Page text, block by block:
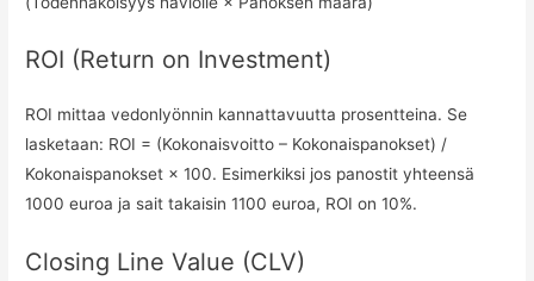
ROI (Return on Investment)
ROI mittaa vedonlyönnin kannattavuutta prosentteina. Se
lasketaan: ROI = (Kokonaisvoitto – Kokonaispanokset) /
Kokonaispanokset × 100. Esimerkiksi jos panostit yhteensä
1000 euroa ja sait takaisin 1100 euroa, ROI on 10%.
Closing Line Value (CLV)